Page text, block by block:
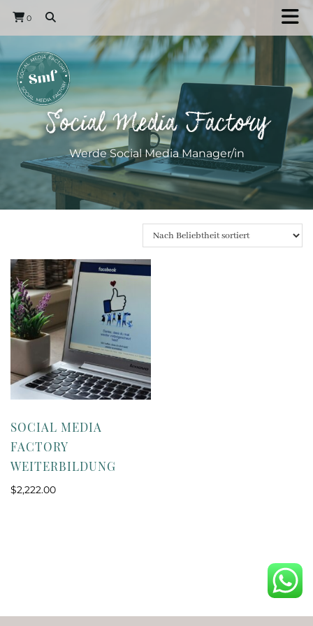
0
Social Media Factory
Werde Social Media Manager/in
SOCIAL MEDIA
FACTORY
WEITERBILDUNG
$2,222.00